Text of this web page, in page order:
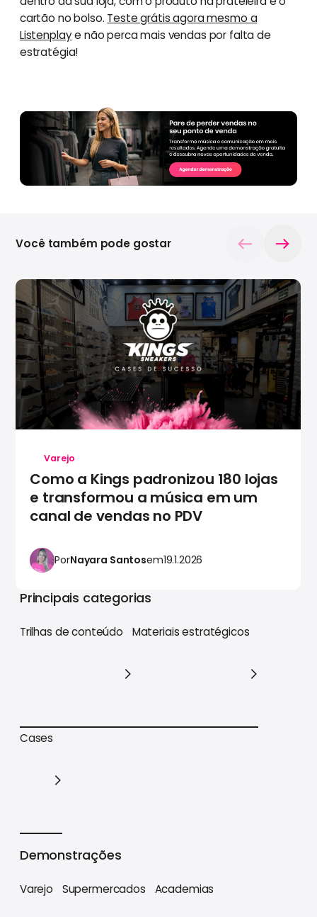
cartão no bolso. Teste grátis agora mesmo a
Listenplaye não perca mais vendas por falta de
estratégia!
Varejo
Como a Kings padronizou 180 lojas
e transformou a música em um
canal de vendas no PDV
PorNayara Santosem19.1.2026
Você também pode gostar
Principais categorias
Trilhas de conteúdo
Trilhas de conteúdo
Materiais estratégicos
Cases
Demonstrações
Varejo Supermercados Academias